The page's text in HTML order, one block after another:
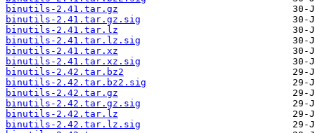
binutils-2.41.tar.gz
binutils-2.41.tar.gz.sig
binutils-2.41.tar.lz
binutils-2.41.tar.lz.sig
binutils-2.41.tar.xz
binutils-2.41.tar.xz.sig
binutils-2.42.tar.bz2
binutils-2.42.tar.bz2.sig
binutils-2.42.tar.gz
binutils-2.42.tar.gz.sig
binutils-2.42.tar.lz
binutils-2.42.tar.lz.sig